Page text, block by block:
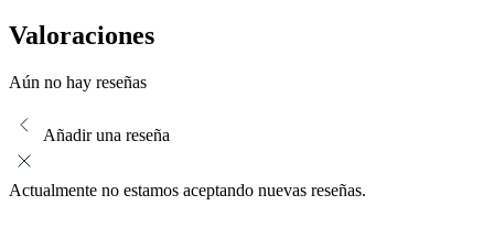
Valoraciones
Aún no hay reseñas
Añadir una reseña
Actualmente no estamos aceptando nuevas reseñas.